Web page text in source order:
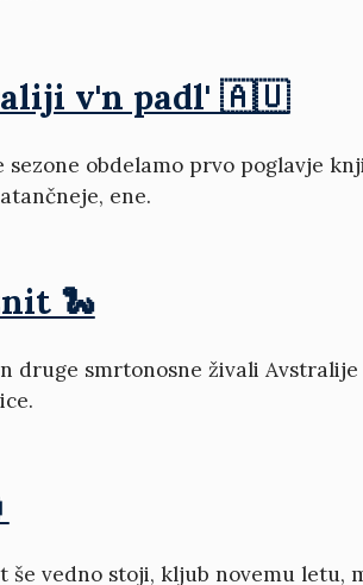
v'n padl' 🇦🇺
obdelamo prvo poglavje
ene.
🐍
druge smrtonosne živali
še vedno stoji, kljub novemu